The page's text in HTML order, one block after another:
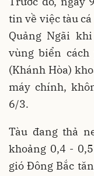
tin về việc tàu
Quảng Ngãi
vùng biển cách
(Khánh Hòa)
máy chính,
6/3.
Tàu đang thả
khoảng 0,4 -
gió Đông Bắc